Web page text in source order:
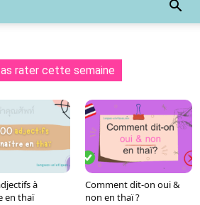
WhatsApp
rater cette semaine
à
en thaï
Comment dit-on oui &
non en thaï ?